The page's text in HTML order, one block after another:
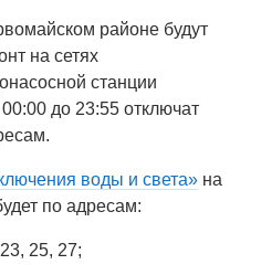
районе будут
на сетях
станции
до 23:55 отключат
воды и света» на
по адресам:
25, 27;